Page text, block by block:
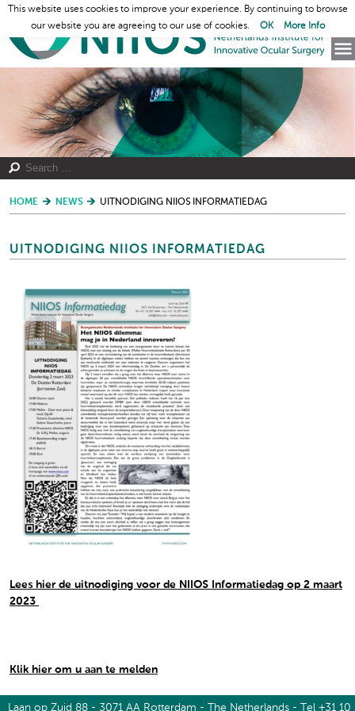
HOME NEWS UITNODIGING NIIOS INFORMATIEDAG
UITNODIGING NIIOS INFORMATIEDAG
Lees hier de uitnodiging voor de NIIOS Informatiedag op 2 maart
2023
Klik hier om u aan te melden
Laan op Zuid 88 - 3071 AA Rotterdam - The Netherlands - Tel +31 10
This website uses cookies to improve your experience. By continuing to browse
our website you are agreeing to our use of cookies.
OK More Info